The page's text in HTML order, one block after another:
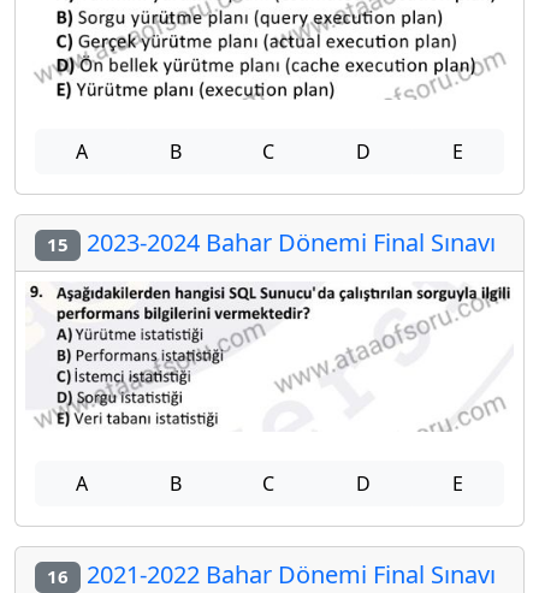
A B C D E
15 2023-2024 Bahar Dönemi Final Sınavı
A B C D E
16 2021-2022 Bahar Dönemi Final Sınavı